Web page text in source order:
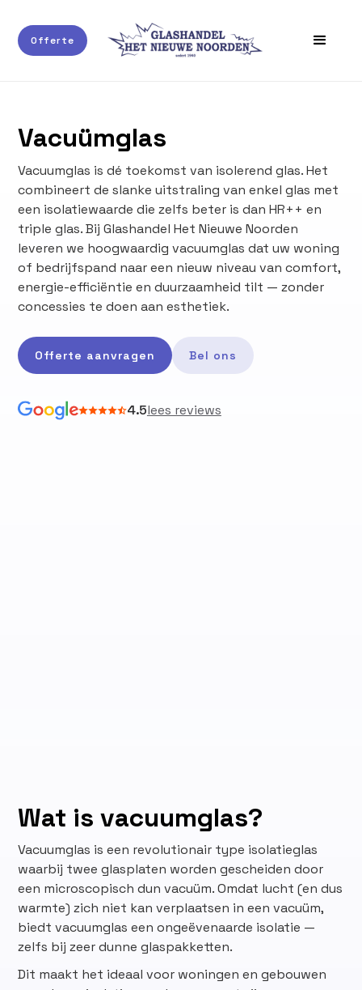
Offerte
Vacuümglas
Vacuumglas is dé toekomst van isolerend glas. Het
combineert de slanke uitstraling van enkel glas met
een isolatiewaarde die zelfs beter is dan HR++ en
triple glas. Bij Glashandel Het Nieuwe Noorden
leveren we hoogwaardig vacuumglas dat uw woning
of bedrijfspand naar een nieuw niveau van comfort,
energie-efficiëntie en duurzaamheid tilt — zonder
concessies te doen aan esthetiek.
Offerte aanvragen Bel ons
4.5lees reviews
Wat is vacuumglas?
Vacuumglas is een revolutionair type isolatieglas
waarbij twee glasplaten worden gescheiden door
een microscopisch dun vacuüm. Omdat lucht (en dus
warmte) zich niet kan verplaatsen in een vacuüm,
biedt vacuumglas een ongeëvenaarde isolatie —
zelfs bij zeer dunne glaspakketten.
Dit maakt het ideaal voor woningen en gebouwen